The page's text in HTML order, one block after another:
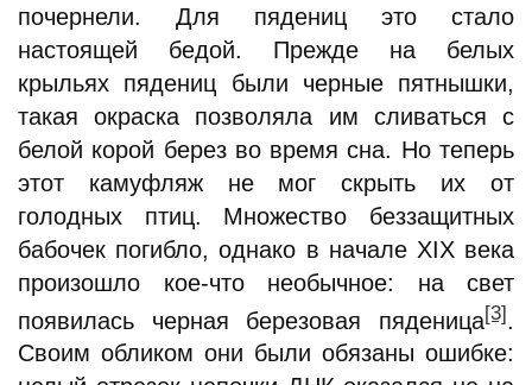
почернели. Для пядениц это стало
настоящей бедой. Прежде на белых
крыльях пядениц были черные пятнышки,
такая окраска позволяла им сливаться с
белой корой берез во время сна. Но теперь
этот камуфляж не мог скрыть их от
голодных птиц. Множество беззащитных
бабочек погибло, однако в начале XIX века
произошло кое-что необычное: на свет
появилась черная березовая пяденица[3]
Своим обликом они были обязаны ошибке: